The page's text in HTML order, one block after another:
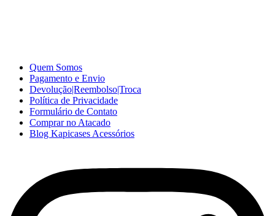
Quem Somos
Pagamento e Envio
Devolução|Reembolso|Troca
Política de Privacidade
Formulário de Contato
Comprar no Atacado
Blog Kapicases Acessórios